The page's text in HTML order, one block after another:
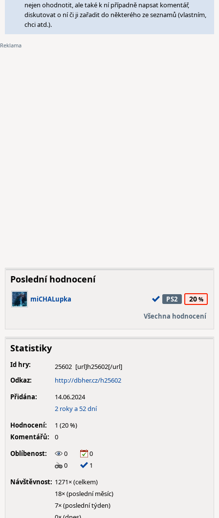
nejen ohodnotit, ale také k ní případně napsat komentář,
diskutovat o ní či ji zařadit do některého ze seznamů (vlastním,
chci atd.).
Poslední hodnocení
miCHALupka PS2 20
Všechna hodnocení
Statistiky
Id hry:
25602
Odkaz:
http://dbher.cz/h25602
Přidána:
14.06.2024
2 roky a 52 dní
Hodnocení:
1 (20 %)
Komentářů:
0
Oblíbenost:
0
0
0
1
Návštěvnost: 1271× (celkem)
18× (poslední měsíc)
7× (poslední týden)